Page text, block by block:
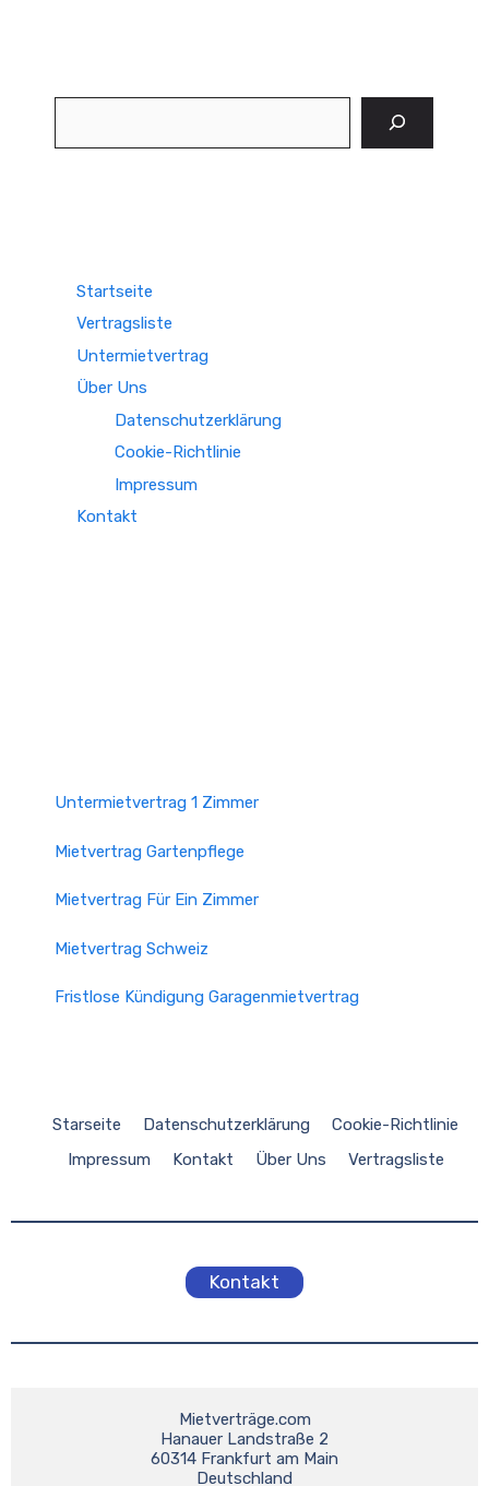
Startseite
Vertragsliste
Untermietvertrag
Über Uns
Datenschutzerklärung
Cookie-Richtlinie
Impressum
Kontakt
Untermietvertrag 1 Zimmer
Mietvertrag Gartenpflege
Mietvertrag Für Ein Zimmer
Mietvertrag Schweiz
Fristlose Kündigung Garagenmietvertrag
Starseite Datenschutzerklärung
Cookie-Richtlinie
Impressum
Kontakt Über Uns Vertragsliste
Kontakt
Mietverträge.com
Hanauer Landstraße 2
60314 Frankfurt am Main
Deutschland